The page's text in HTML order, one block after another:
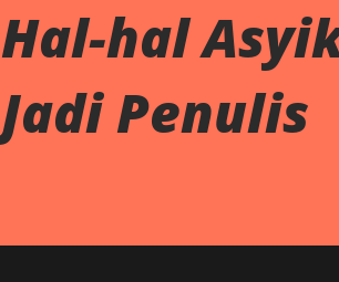
Hal-hal
Jadi Penulis